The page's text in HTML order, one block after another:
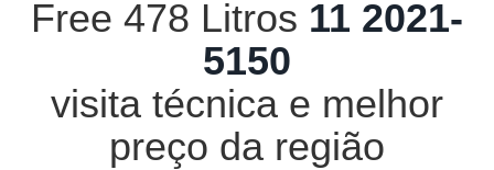
Free 478 Litros 11 2021-
5150
visita técnica e melhor
preço da região